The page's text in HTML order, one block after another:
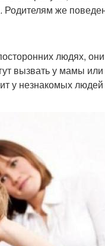
Родителям же
людях,
вызвать у мамы
у незнакомых